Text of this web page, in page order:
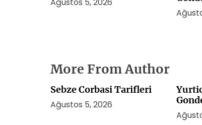
More From Author
Sebze Corbasi Tarifleri
Ağustos 5, 2026